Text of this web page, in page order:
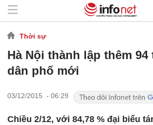
Thời sự
Hà Nội thành lập thêm
dân phố mới
03/12/2015 - 06:29
Chiều 2/12, với 84,78 % đại biểu